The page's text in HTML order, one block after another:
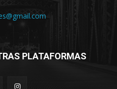
PLATAFORMAS